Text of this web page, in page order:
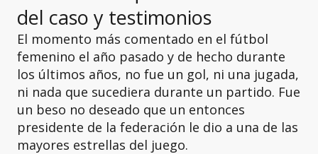
del caso y testimonios
El momento más comentado en el fútbol
femenino el año pasado y de hecho durante
los últimos años, no fue un gol, ni una jugada,
ni nada que sucediera durante un partido. Fue
un beso no deseado que un entonces
presidente de la federación le dio a una de las
mayores estrellas del juego.